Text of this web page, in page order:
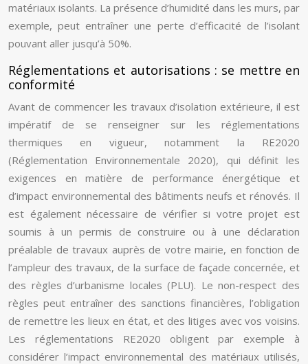
matériaux isolants. La présence d’humidité dans les murs, par
exemple, peut entraîner une perte d’efficacité de l’isolant
pouvant aller jusqu’à 50%.
Réglementations et autorisations : se mettre en
conformité
Avant de commencer les travaux d’isolation extérieure, il est
impératif de se renseigner sur les réglementations
thermiques en vigueur, notamment la RE2020
(Réglementation Environnementale 2020), qui définit les
exigences en matière de performance énergétique et
d’impact environnemental des bâtiments neufs et rénovés. Il
est également nécessaire de vérifier si votre projet est
soumis à un permis de construire ou à une déclaration
préalable de travaux auprès de votre mairie, en fonction de
l’ampleur des travaux, de la surface de façade concernée, et
des règles d’urbanisme locales (PLU). Le non-respect des
règles peut entraîner des sanctions financières, l’obligation
de remettre les lieux en état, et des litiges avec vos voisins.
Les réglementations RE2020 obligent par exemple à
considérer l’impact environnemental des matériaux utilisés,